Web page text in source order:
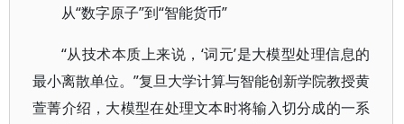
从“数字原子”到“智能货币”
“从技术本质上来说，‘词元’是大模型处理信息的
最小离散单位。”复旦大学计算与智能创新学院教授黄
萱菁介绍，大模型在处理文本时将输入切分成的一系